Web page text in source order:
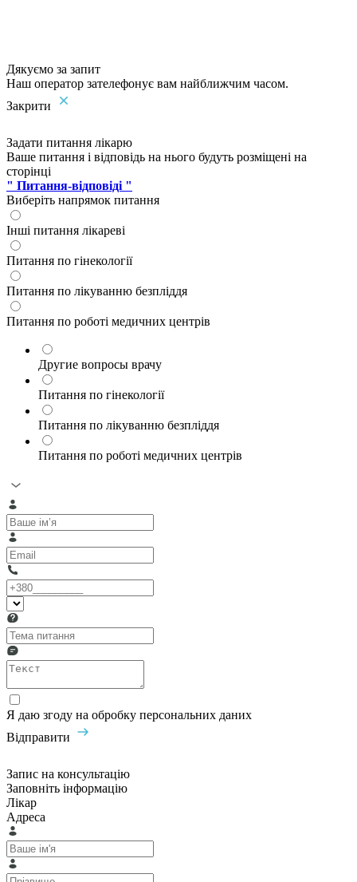
Дякуємо за запит
Наш оператор зателефонує вам найближчим часом.
Закрити
Задати питання лікарю
Ваше питання і відповідь на нього будуть розміщені на
сторінці
" Питання-відповіді "
Виберіть напрямок питання
Інші питання лікареві
Питання по гінекології
Питання по лікуванню безпліддя
Питання по роботі медичних центрів
Другие вопросы врачу
Питання по гінекології
Питання по лікуванню безпліддя
Питання по роботі медичних центрів
Я даю згоду на обробку персональних даних
Відправити
Запис на консультацію
Заповніть інформацію
Лікар
Адреса